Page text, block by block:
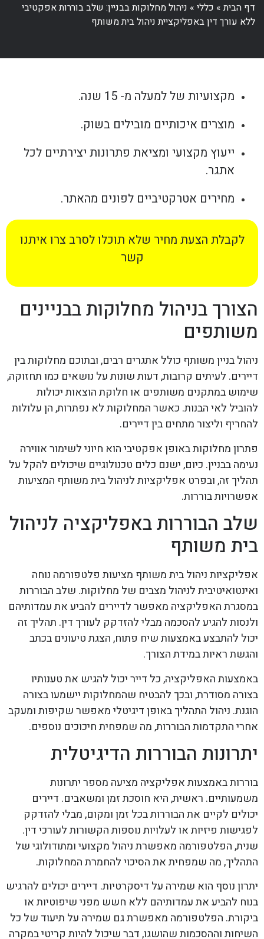
דף הבית» כללי» ניהול מחלוקות בבניין: שלב בוררות אפקטיבי
ללא עורך דין באפליקציית ניהול בית משותף
מקצועיות של למעלה מ- 15 שנה.
מוצרים איכותיים מובילים בשוק.
ייעוץ מקצועי ומציאת פתרונות יצירתיים לכל
אתגר.
מחירים אטרקטיביים לפונים מהאתר.
לקבלת הצעת מחיר שלא תוכלו לסרב צרו איתנו
קשר
הצורך בניהול מחלוקות בבניינים
משותפים
ניהול בניין משותף כולל אתגרים רבים, ובתוכם מחלוקות בין
דיירים. לעיתים קרובות, דעות שונות על נושאים כמו תחזוקה,
שימוש במתקנים משותפים או חלוקת הוצאות יכולות
להוביל לאי הבנות. כאשר המחלוקות לא נפתרות, הן עלולות
להחריף וליצור מתחים בין דיירים.
פתרון מחלוקות באופן אפקטיבי הוא חיוני לשימור אווירה
נעימה בבניין. כיום, ישנם כלים טכנולוגיים שיכולים להקל על
תהליך זה, ובפרט אפליקציות לניהול בית משותף המציעות
אפשרויות בוררות.
שלב הבוררות באפליקציה לניהול
בית משותף
אפליקציות ניהול בית משותף מציעות פלטפורמה נוחה
ואינטואיטיבית לניהול מצבים של מחלוקות. שלב הבוררות
במסגרת האפליקציה מאפשר לדיירים להביע את עמדותיהם
ולנסות להגיע להסכמה מבלי להזדקק לעורך דין. תהליך זה
יכול להתבצע באמצעות שיח פתוח, הצגת טיעונים בכתב
והגשת ראיות במידת הצורך.
באמצעות האפליקציה, כל דייר יכול להגיש את טענותיו
בצורה מסודרת, ובכך להבטיח שהמחלוקות יישמעו בצורה
הוגנת. ניהול התהליך באופן דיגיטלי מאפשר שקיפות ומעקב
אחרי התקדמות הבוררות, מה שמפחית חיכוכים נוספים.
יתרונות הבוררות הדיגיטלית
בוררות באמצעות אפליקציה מציעה מספר יתרונות
משמעותיים. ראשית, היא חוסכת זמן ומשאבים. דיירים
יכולים לקיים את הבוררות בכל זמן ומקום, מבלי להזדקק
לפגישות פיזיות או לעלויות נוספות הקשורות לעורכי דין.
שנית, הפלטפורמה מאפשרת ניהול מקצועי ומתודולוגי של
התהליך, מה שמפחית את הסיכוי להחמרת המחלוקות.
יתרון נוסף הוא שמירה על דיסקרטיות. דיירים יכולים להרגיש
בנוח להביע את עמדותיהם ללא חשש מפני שיפוטיות או
ביקורת. הפלטפורמה מאפשרת גם שמירה על תיעוד של כל
השיחות וההסכמות שהושגו, דבר שיכול להיות קריטי במקרה